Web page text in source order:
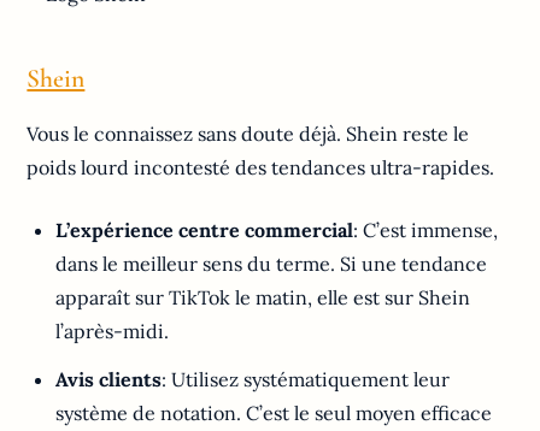
Shein
Vous le connaissez sans doute déjà. Shein reste le
poids lourd incontesté des tendances ultra-rapides.
L’expérience centre commercial: C’est immense,
dans le meilleur sens du terme. Si une tendance
apparaît sur TikTok le matin, elle est sur Shein
l’après-midi.
Avis clients: Utilisez systématiquement leur
système de notation. C’est le seul moyen efficace